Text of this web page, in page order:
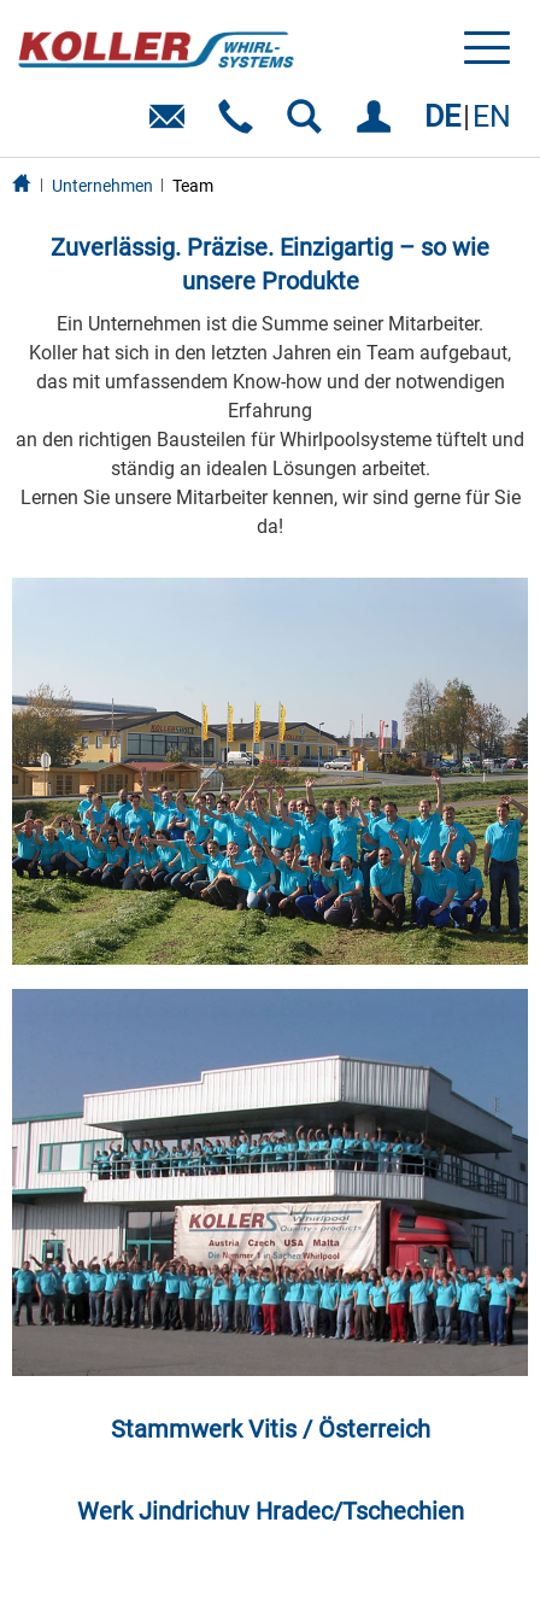
DE EN
Unternehmen Team
Zuverlässig. Präzise. Einzigartig – so wie
unsere Produkte
Ein Unternehmen ist die Summe seiner Mitarbeiter.
Koller hat sich in den letzten Jahren ein Team aufgebaut,
das mit umfassendem Know-how und der notwendigen
Erfahrung
an den richtigen Bausteilen für Whirlpoolsysteme tüftelt und
ständig an idealen Lösungen arbeitet.
Lernen Sie unsere Mitarbeiter kennen, wir sind gerne für Sie
da!
Stammwerk Vitis / Österreich
Werk Jindrichuv Hradec/Tschechien